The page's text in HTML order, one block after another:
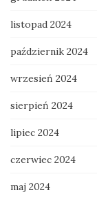
listopad 2024
październik 2024
wrzesień 2024
sierpień 2024
lipiec 2024
czerwiec 2024
maj 2024